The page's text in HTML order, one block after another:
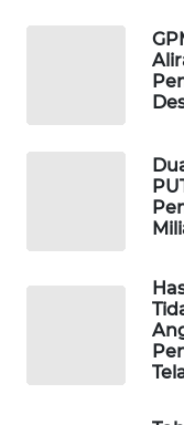
DESA
Wahana
LISTRIK